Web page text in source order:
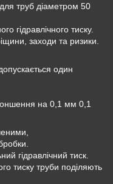
труб діаметром 50
гідравлічного тиску.
заходи та ризики.
один
на 0,1 мм 0,1
гідравлічний тиск.
тиску труби поділяють